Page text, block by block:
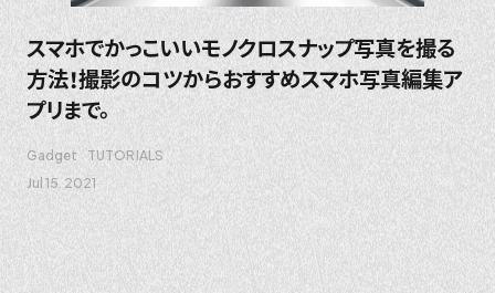
スマホでかっこいいモノクロスナップ写真を撮る
方法！撮影のコツからおすすめスマホ写真編集ア
プリまで。
Gadget
TUTORIALS
Jul 15. 2021